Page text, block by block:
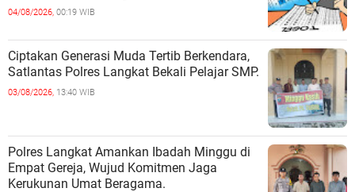
04/08/2026, 00:19 WIB
Ciptakan Generasi Muda Tertib Berkendara,
Satlantas Polres Langkat Bekali Pelajar SMP.
03/08/2026, 13:40 WIB
Polres Langkat Amankan Ibadah Minggu di
Empat Gereja, Wujud Komitmen Jaga
Kerukunan Umat Beragama.